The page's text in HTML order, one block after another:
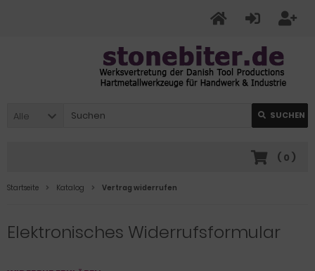
Alle SUCHEN
( 0 )
Startseite Katalog Vertrag widerrufen
Elektronisches Widerrufsformular